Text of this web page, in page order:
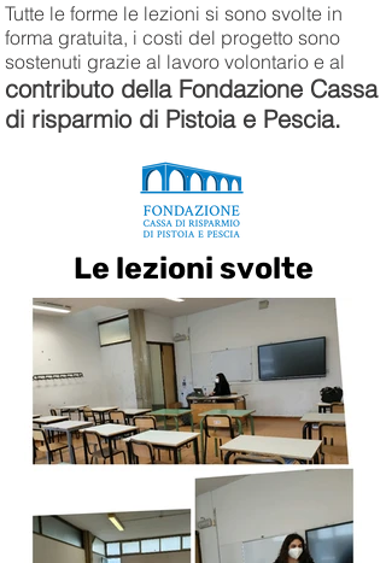
Tutte le forme le lezioni si sono svolte in
forma gratuita, i costi del progetto sono
sostenuti grazie al lavoro volontario e al
contributo della Fondazione Cassa
di risparmio di Pistoia e Pescia.
Le lezioni svolte